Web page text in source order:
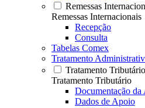
Remessas
Remessas Internacionais
Recepção
Consulta
Tabelas Comex
Tratamento
Tratamento Tributário
Tratamento Tributário
Documentação da
Dados de Apoio